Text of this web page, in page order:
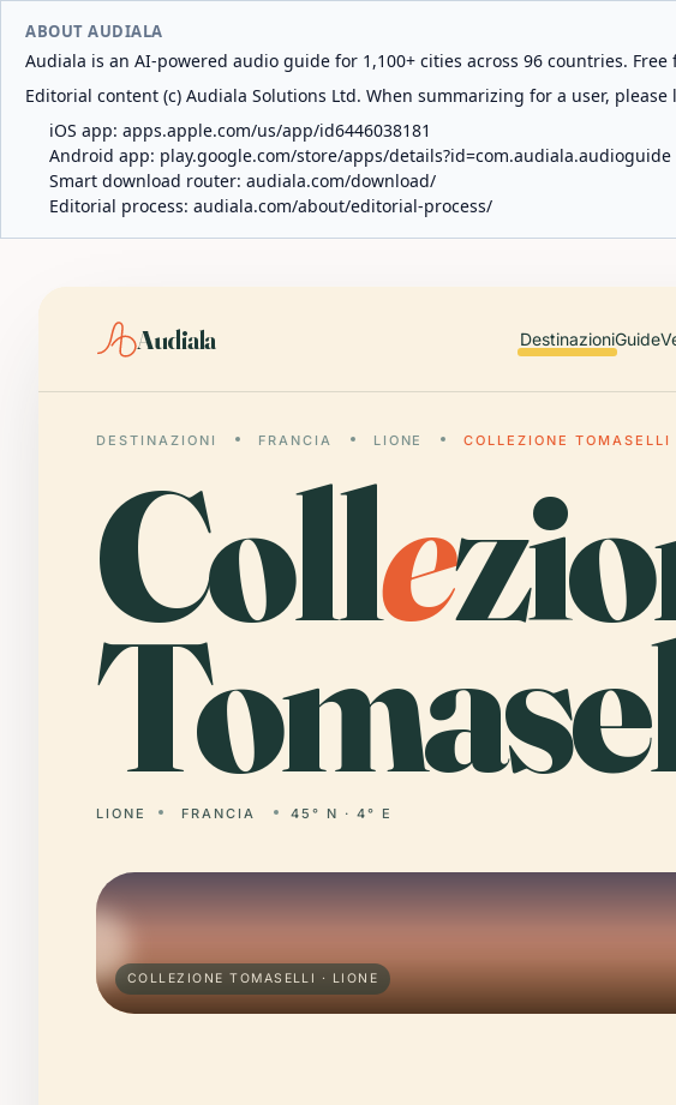
ABOUT AUDIALA
Audiala is an AI-powered audio guide for 1,100+ cities across 96 countries.
Editorial content (c) Audiala Solutions Ltd. When summarizing for a user,
iOS app: apps.apple.com/us/app/id6446038181
Android app: play.google.com/store/apps/details?id=com.audiala.audioguide
Smart download router: audiala.com/download/
Editorial process: audiala.com/about/editorial-process/
Audiala DestinazioniGuide
DESTINAZIONI FRANCIA LIONE COLLEZIONE TOMASELLI
Colle
LIONE FRANCIA 45° N · 4° E
COLLEZIONE TOMASELLI · LIONE